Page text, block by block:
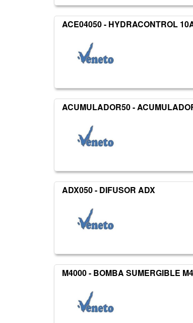
ACE04050 - HYDRACONTROL
ACUMULADOR50 -
ADX050 - DIFUSOR ADX
M4000 - BOMBA SUMERGIBLE